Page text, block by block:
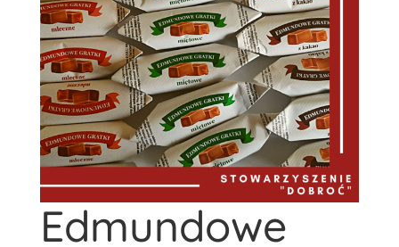
Edmundowe